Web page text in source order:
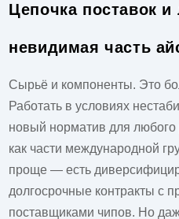
Цепочка поставок и
невидимая часть
Сырьё и компоненты. Это
Работать в условиях
новый норматив для любого
как части международной
проще — есть
долгосрочные контракты с
поставщиками чипов. Но